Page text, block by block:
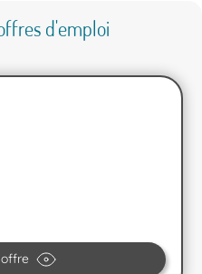
d'emploi